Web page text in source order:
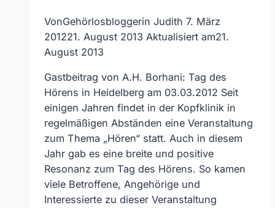
VonGehörlosbloggerin Judith 7. März
201221. August 2013 Aktualisiert am21.
August 2013
Gastbeitrag von A.H. Borhani: Tag des
Hörens in Heidelberg am 03.03.2012 Seit
einigen Jahren findet in der Kopfklinik in
regelmäßigen Abständen eine Veranstaltung
zum Thema „Hören“ statt. Auch in diesem
Jahr gab es eine breite und positive
Resonanz zum Tag des Hörens. So kamen
viele Betroffene, Angehörige und
Interessierte zu dieser Veranstaltung